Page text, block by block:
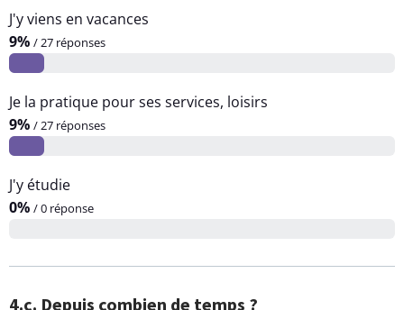
J'y viens en vacances
9% / 27 réponses
Je la pratique pour ses services, loisirs
9% / 27 réponses
J'y étudie
0% / 0 réponse
4.c. Depuis combien de temps ?